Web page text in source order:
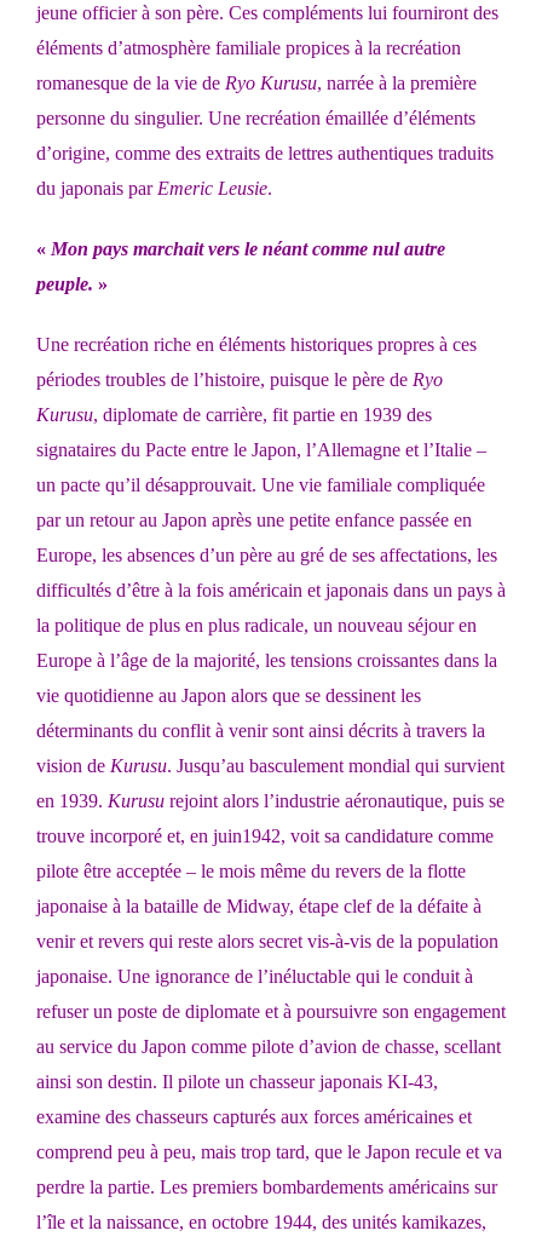
jeune officier à son père. Ces compléments lui fourniront des
éléments d’atmosphère familiale propices à la recréation
romanesque de la vie de Ryo Kurusu, narrée à la première
personne du singulier. Une recréation émaillée d’éléments
d’origine, comme des extraits de lettres authentiques traduits
du japonais par Emeric Leusie.
« Mon pays marchait vers le néant comme nul autre
peuple. »
Une recréation riche en éléments historiques propres à ces
périodes troubles de l’histoire, puisque le père de Ryo
Kurusu, diplomate de carrière, fit partie en 1939 des
signataires du Pacte entre le Japon, l’Allemagne et l’Italie –
un pacte qu’il désapprouvait. Une vie familiale compliquée
par un retour au Japon après une petite enfance passée en
Europe, les absences d’un père au gré de ses affectations, les
difficultés d’être à la fois américain et japonais dans un pays à
la politique de plus en plus radicale, un nouveau séjour en
Europe à l’âge de la majorité, les tensions croissantes dans la
vie quotidienne au Japon alors que se dessinent les
déterminants du conflit à venir sont ainsi décrits à travers la
vision de Kurusu. Jusqu’au basculement mondial qui survient
en 1939. Kurusu rejoint alors l’industrie aéronautique, puis se
trouve incorporé et, en juin1942, voit sa candidature comme
pilote être acceptée – le mois même du revers de la flotte
japonaise à la bataille de Midway, étape clef de la défaite à
venir et revers qui reste alors secret vis-à-vis de la population
japonaise. Une ignorance de l’inéluctable qui le conduit à
refuser un poste de diplomate et à poursuivre son engagement
au service du Japon comme pilote d’avion de chasse, scellant
ainsi son destin. Il pilote un chasseur japonais KI-43,
examine des chasseurs capturés aux forces américaines et
comprend peu à peu, mais trop tard, que le Japon recule et va
perdre la partie. Les premiers bombardements américains sur
l’île et la naissance, en octobre 1944, des unités kamikazes,